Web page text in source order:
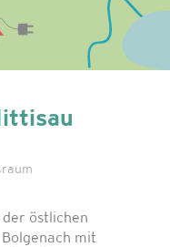
östlichen
mit